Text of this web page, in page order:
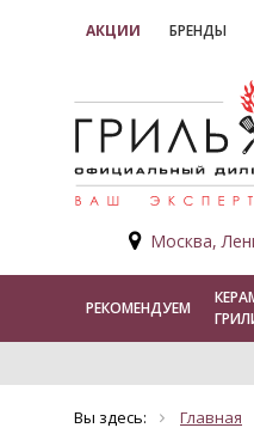
АКЦИИ БРЕНДЫ
Москва,
РЕКОМЕНДУЕМ
Вы здесь: Главная